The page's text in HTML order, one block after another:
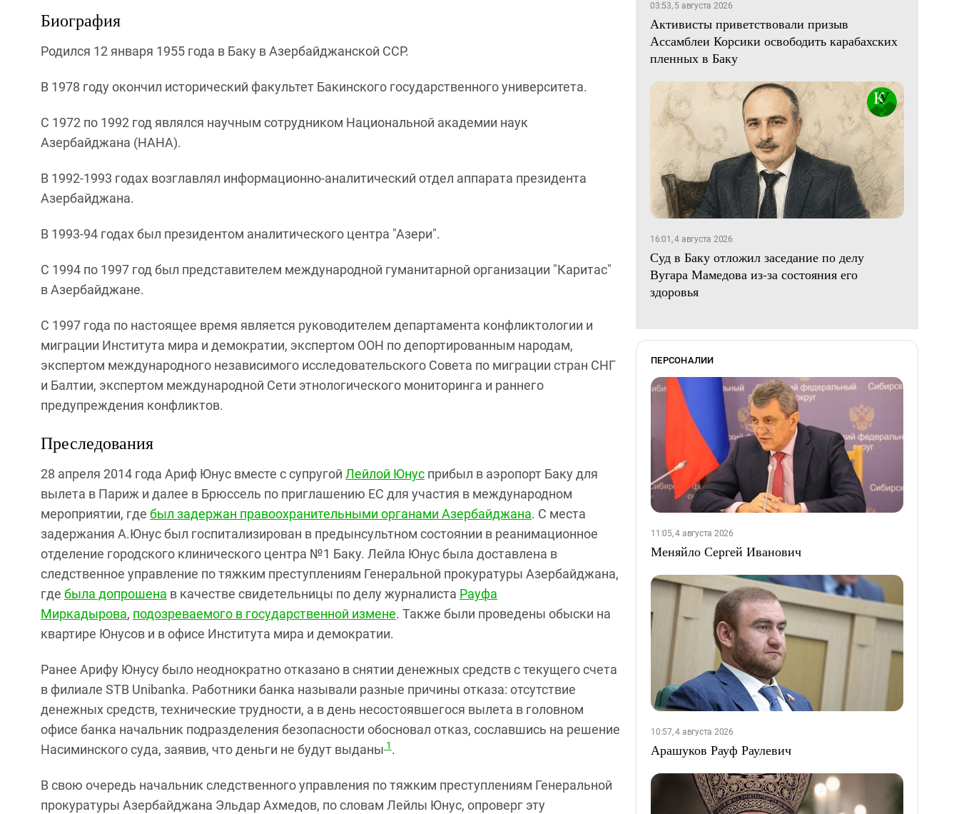
Биография
Родился 12 января 1955 года в Баку в Азербайджанской ССР.
В 1978 году окончил исторический факультет Бакинского государственного университета.
С 1972 по 1992 год являлся научным сотрудником Национальной академии наук
Азербайджана (НАНА).
В 1992-1993 годах возглавлял информационно-аналитический отдел аппарата президента
Азербайджана.
В 1993-94 годах был президентом аналитического центра "Азери".
С 1994 по 1997 год был представителем международной гуманитарной организации "Каритас"
в Азербайджане.
С 1997 года по настоящее время является руководителем департамента конфликтологии и
миграции Института мира и демократии, экспертом ООН по депортированным народам,
экспертом международного независимого исследовательского Совета по миграции стран СНГ
и Балтии, экспертом международной Сети этнологического мониторинга и раннего
предупреждения конфликтов.
Преследования
28 апреля 2014 года Ариф Юнус вместе с супругой Лейлой Юнус прибыл в аэропорт Баку для
вылета в Париж и далее в Брюссель по приглашению ЕС для участия в международном
мероприятии, где был задержан правоохранительными органами Азербайджана. С места
задержания А.Юнус был госпитализирован в предынсультном состоянии в реанимационное
отделение городского клинического центра №1 Баку. Лейла Юнус была доставлена в
следственное управление по тяжким преступлениям Генеральной прокуратуры Азербайджана,
где была допрошена в качестве свидетельницы по делу журналиста Рауфа
Миркадырова, подозреваемого в государственной измене. Также были проведены обыски на
квартире Юнусов и в офисе Института мира и демократии.
Ранее Арифу Юнусу было неоднократно отказано в снятии денежных средств с текущего счета
в филиале STB Unibankа. Работники банка называли разные причины отказа: отсутствие
денежных средств, технические трудности, а в день несостоявшегося вылета в головном
офисе банка начальник подразделения безопасности обосновал отказ, сославшись на решение
Насиминского суда, заявив, что деньги не будут выданы 1 .
В свою очередь начальник следственного управления по тяжким преступлениям Генеральной
прокуратуры Азербайджана Эльдар Ахмедов, по словам Лейлы Юнус, опроверг эту
03:53, 5 августа 2026
Активисты приветствовали призыв
Ассамблеи Корсики освободить карабахских
пленных в Баку
16:01, 4 августа 2026
Суд в Баку отложил заседание по делу
Вугара Мамедова из-за состояния его
здоровья
ПЕРСОНАЛИИ
11:05, 4 августа 2026
Меняйло Сергей Иванович
10:57, 4 августа 2026
Арашуков Рауф Раулевич